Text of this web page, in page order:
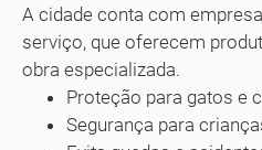
A cidade conta com
serviço, que oferecem
obra especializada.
Proteção para gatos e
Segurança para